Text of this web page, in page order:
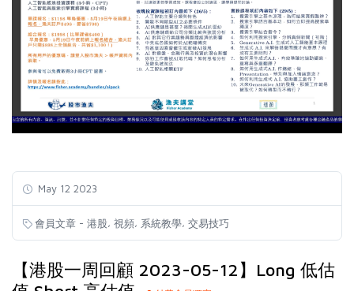
May 12 2023
會員文章 - 港股, 視頻, 系統教學, 交易技巧
【港股一周回顧 2023-05-12】Long 低估